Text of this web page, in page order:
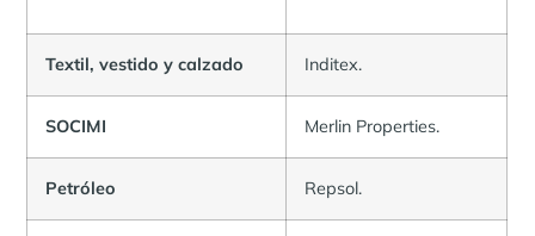
Textil, vestido y calzado Inditex.
SOCIMI Merlin Properties.
Petróleo Repsol.